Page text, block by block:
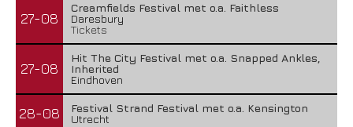
27-08
Creamfields Festival met o.a. Faithless
Daresbury
Tickets
27-08
Hit The City Festival met o.a. Snapped Ankles,
Inherited
Eindhoven
28-08
Festival Strand Festival met o.a. Kensington
Utrecht